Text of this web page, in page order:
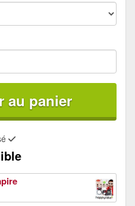
au panier